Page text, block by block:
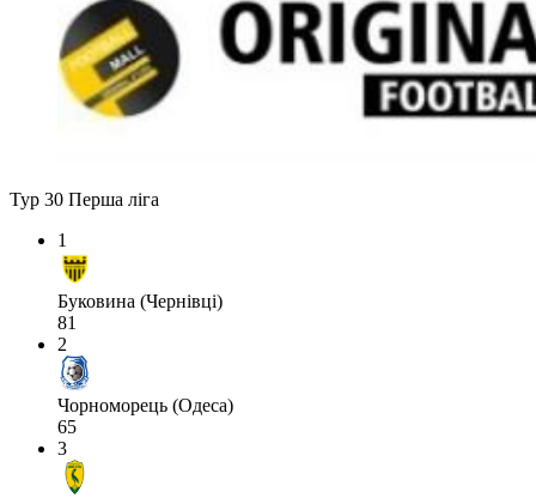
Тур 30 Перша ліга
1
Буковина (Чернівці)
81
2
Чорноморець (Одеса)
65
3